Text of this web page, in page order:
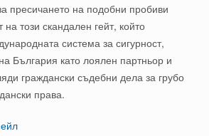
пресичането на подобни пробиви
на този скандален гейт, който
система за сигурност,
България като лоялен партньор и
граждански съдебни дела за грубо
права.